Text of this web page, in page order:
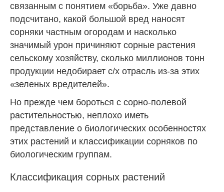
связанным с понятием «борьба». Уже давно
подсчитано, какой большой вред наносят
сорняки частным огородам и насколько
значимый урон причиняют сорные растения
сельскому хозяйству, сколько миллионов тонн
продукции недобирает с/х отрасль из-за этих
«зеленых вредителей».
Но прежде чем бороться с сорно-полевой
растительностью, неплохо иметь
представление о биологических особенностях
этих растений и классификации сорняков по
биологическим группам.
Классификация сорных растений